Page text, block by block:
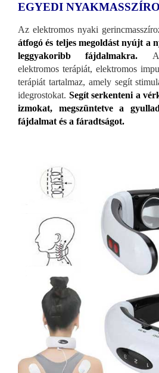
EGYEDI
Az elektromos nyaki
átfogó és teljes megoldást nyújt a
leggyakoribb fájdalmakra.
elektromos terápiát, elektromos
terápiát tartalmaz, amely segít
idegrostokat. Segít serkenteni a
izmokat, megszüntetve a
fájdalmat és a fáradtságot.